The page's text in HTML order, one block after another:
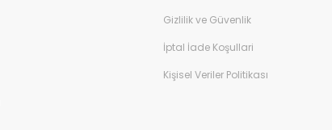
Gizlilik ve Güvenlik
İptal İade Koşullari
Kişisel Veriler Politikası